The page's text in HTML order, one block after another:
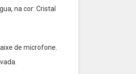
na cor: Cristal
de microfone.